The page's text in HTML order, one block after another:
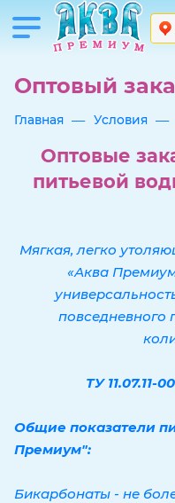
Оптовый
Главная — Условия —
Оптовые
питьевой
Мягкая, легко
«Аква
повседневного
ТУ 11.07.11-
Общие показатели
Премиум":
Бикарбонаты - не